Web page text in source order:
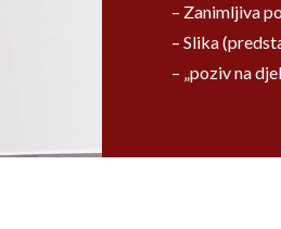
– Zanimljiva
– Slika
– „poziv na